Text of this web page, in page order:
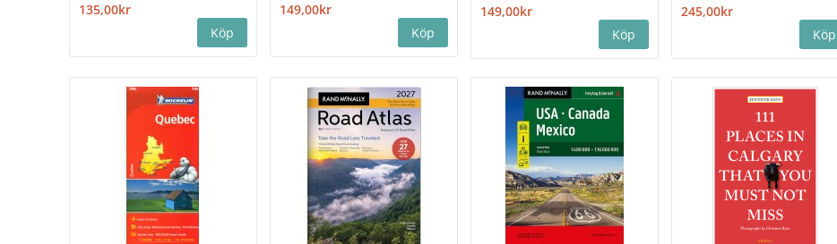
135,00kr 149,00kr
149,00kr
245,00kr